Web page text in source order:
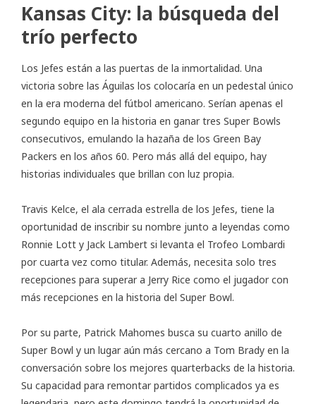
Kansas City: la búsqueda del
trío perfecto
Los Jefes están a las puertas de la inmortalidad. Una
victoria sobre las Águilas los colocaría en un pedestal único
en la era moderna del fútbol americano. Serían apenas el
segundo equipo en la historia en ganar tres Super Bowls
consecutivos, emulando la hazaña de los Green Bay
Packers en los años 60. Pero más allá del equipo, hay
historias individuales que brillan con luz propia.
Travis Kelce, el ala cerrada estrella de los Jefes, tiene la
oportunidad de inscribir su nombre junto a leyendas como
Ronnie Lott y Jack Lambert si levanta el Trofeo Lombardi
por cuarta vez como titular. Además, necesita solo tres
recepciones para superar a Jerry Rice como el jugador con
más recepciones en la historia del Super Bowl.
Por su parte, Patrick Mahomes busca su cuarto anillo de
Super Bowl y un lugar aún más cercano a Tom Brady en la
conversación sobre los mejores quarterbacks de la historia.
Su capacidad para remontar partidos complicados ya es